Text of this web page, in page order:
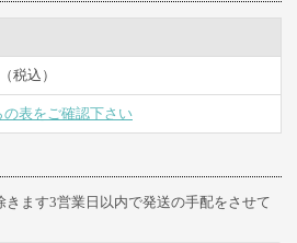
税込）
の表をご確認下さい
きます3営業日以内で発送の手配をさせて